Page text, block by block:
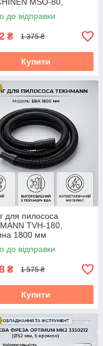
60 мм
до відправки
₴ 1 375 ₴
Купити
для пилососа
TVH-180,
1800 мм
до відправки
₴ 1 575 ₴
Купити